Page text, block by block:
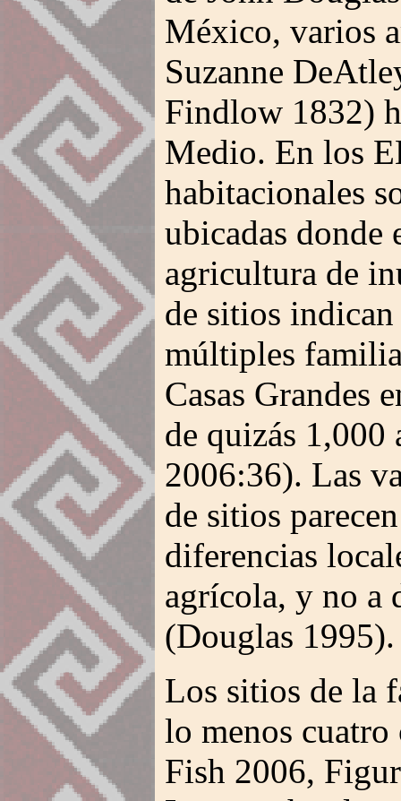
México, varios
Suzanne
Findlow 1832)
Medio. En los
habitacionales
ubicadas donde
agricultura de
de sitios
múltiples
Casas Grandes
de quizás
2006:36). Las
de sitios
diferencias
agrícola, y no a
(Douglas 1995).
Los sitios de la
lo menos cuatro
Fish 2006,